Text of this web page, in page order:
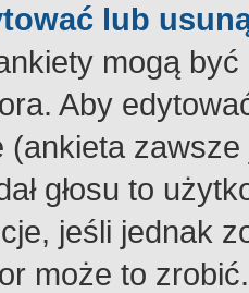
lub
mogą
Aby
(ankieta
głosu to
jeśli jednak
może to